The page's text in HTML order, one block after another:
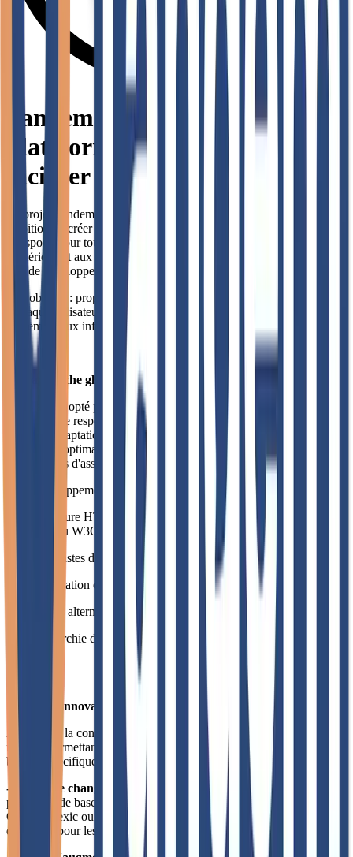
Tandem Mobilités : une
plateforme accessible pour
faciliter l'accès aux transports
Le projet Tandem Mobilités, porté par ALEC et WeKer, avait pour
ambition de créer une plateforme numérique facilitant l'accès aux
transports pour tous les publics. Face aux enjeux d'inclusion
numérique et aux obligations légales du RGAA, Platane a relevé le
défi de développer un site exemplaire en matière d'accessibilité.
Son objectif : proposer une interface intuitive et inclusive, permettant
à chaque utilisateur, quelles que soient ses capacités, d'accéder
facilement aux informations sur les solutions de mobilité disponibles.
Une approche globale de l'accessibilité web
Nous avons opté pour une stratégie d'accessibilité à deux niveaux,
combinant le respect strict des standards RGAA avec l'intégration
d'outils d'adaptation personnalisée. Cette approche garantit une
expérience optimale pour tous les utilisateurs, qu'ils utilisent des
technologies d'assistance ou non.
Côté développement, l'équipe a mis en place :
- Une structure HTML sémantique rigoureuse respectant les
standards du W3C
- Des contrastes de couleurs conformes aux niveaux AA des WCAG
- Une navigation entièrement accessible au clavier
- Des textes alternatifs pertinents pour toutes les images
- Une hiérarchie de titres logique facilitant la navigation par lecteur
Des outils innovants pour une accessibilité personnalisée
Au-delà de la conformité technique, nous avons intégré trois outils
majeurs permettant aux utilisateurs d'adapter l'interface à leurs
besoins spécifiques :
- L'outil de changement de police pour dyslexiques
possibilité de basculer vers des polices spécialement conçues comme
OpenDyslexic ou Lexie, réduisant significativement les difficultés
de lecture pour les 8% de la population touchée par des troubles dys.